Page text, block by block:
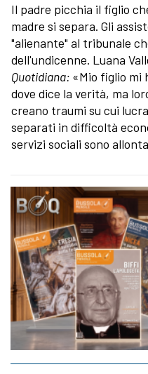
Il padre picchia il figlio
madre si separa. Gli
"alienante" al tribunale
dell'undicenne. Luana
Quotidiana: «Mio figlio mi
dove dice la verità, ma
creano traumi su cui
separati in difficoltà
servizi sociali sono